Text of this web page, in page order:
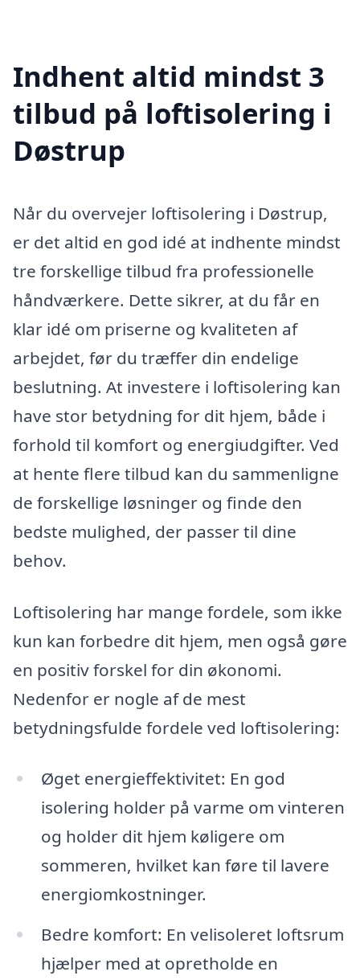
Indhent altid mindst 3
tilbud på loftisolering i
Døstrup
Når du overvejer loftisolering i Døstrup,
er det altid en god idé at indhente mindst
tre forskellige tilbud fra professionelle
håndværkere. Dette sikrer, at du får en
klar idé om priserne og kvaliteten af
arbejdet, før du træffer din endelige
beslutning. At investere i loftisolering kan
have stor betydning for dit hjem, både i
forhold til komfort og energiudgifter. Ved
at hente flere tilbud kan du sammenligne
de forskellige løsninger og finde den
bedste mulighed, der passer til dine
behov.
Loftisolering har mange fordele, som ikke
kun kan forbedre dit hjem, men også gøre
en positiv forskel for din økonomi.
Nedenfor er nogle af de mest
betydningsfulde fordele ved loftisolering:
Øget energieffektivitet: En god
isolering holder på varme om vinteren
og holder dit hjem køligere om
sommeren, hvilket kan føre til lavere
energiomkostninger.
Bedre komfort: En velisoleret loftsrum
hjælper med at opretholde en